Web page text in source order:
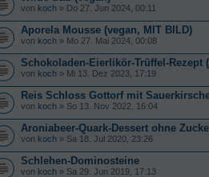
von koch » Do 27. Jun 2024, 00:11
Aporela Mousse (vegan, MIT BILD)
von koch » Mo 27. Mai 2024, 00:08
Schokoladen-Eierlikör-Trüffel-Rezept
von koch » Mi 13. Dez 2023, 17:19
Reis Schloss Gottorf mit
von koch » So 13. Nov 2022, 16:04
Aroniabeer-Quark-Dessert ohne
von koch » Sa 18. Jul 2020, 23:26
Schlehen-Dominosteine
von koch » Sa 29. Jun 2019, 17:13